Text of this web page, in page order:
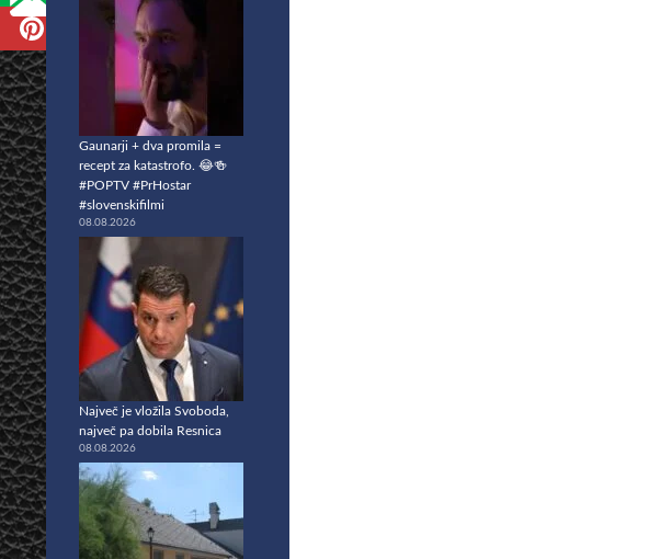
Gaunarji + dva promila =
recept za katastrofo. 😂🍻
#POPTV #PrHostar
#slovenskifilmi
08.08.2026
Največ je vložila Svoboda,
največ pa dobila Resnica
08.08.2026